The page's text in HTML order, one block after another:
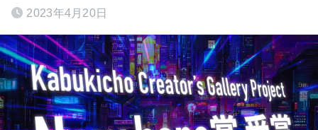
2023年4月20日